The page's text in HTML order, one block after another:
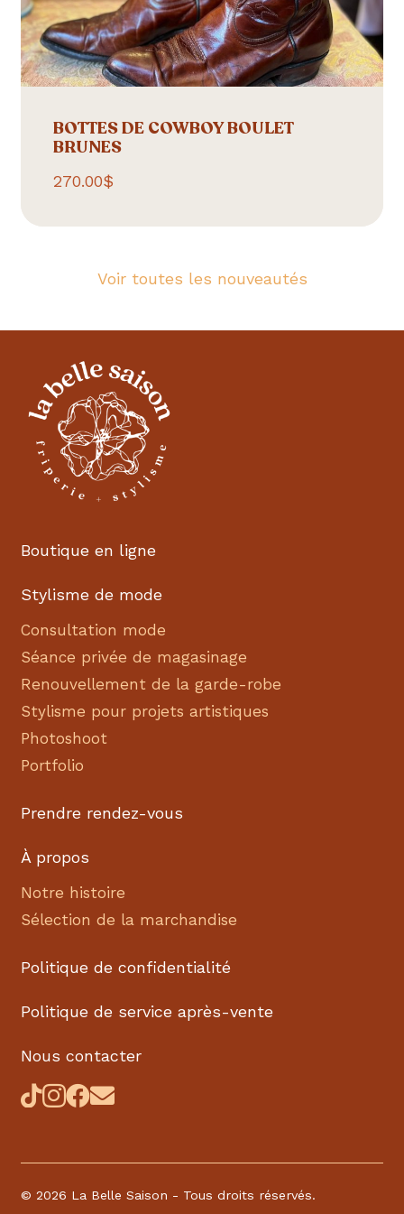
BOTTES DE COWBOY BOULET
BRUNES
270.00$
Voir toutes les nouveautés
Boutique en ligne
Stylisme de mode
Consultation mode
Séance privée de magasinage
Renouvellement de la garde-robe
Stylisme pour projets artistiques
Photoshoot
Portfolio
Prendre rendez-vous
À propos
Notre histoire
Sélection de la marchandise
Politique de confidentialité
Politique de service après-vente
Nous contacter
© 2026 La Belle Saison - Tous droits réservés.